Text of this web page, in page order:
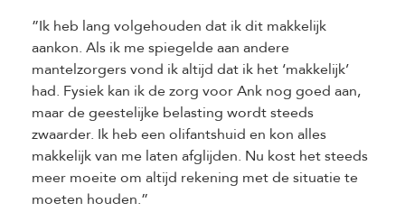
”Ik heb lang volgehouden dat ik dit makkelijk
aankon. Als ik me spiegelde aan andere
mantelzorgers vond ik altijd dat ik het ‘makkelijk’
had. Fysiek kan ik de zorg voor Ank nog goed aan,
maar de geestelijke belasting wordt steeds
zwaarder. Ik heb een olifantshuid en kon alles
makkelijk van me laten afglijden. Nu kost het steeds
meer moeite om altijd rekening met de situatie te
moeten houden.”